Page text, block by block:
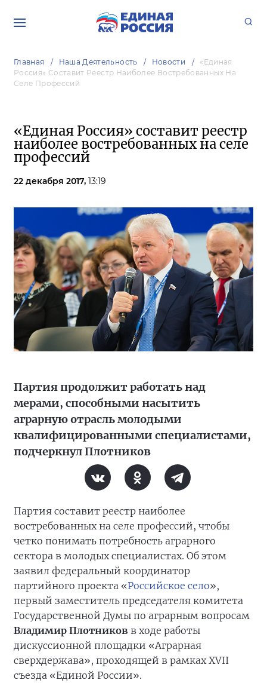
Главная Наша Деятельность Новости
«Единая
Россия» Составит Реестр Наиболее Востребованных На
Селе Профессий
«Единая Россия» составит реестр
наиболее востребованных на селе
профессий
22 декабря 2017, 13:19
Партия продолжит работать над
мерами, способными насытить
аграрную отрасль молодыми
квалифицированными специалистами,
подчеркнул Плотников
Партия составит реестр наиболее
востребованных на селе профессий, чтобы
четко понимать потребность аграрного
сектора в молодых специалистах. Об этом
заявил федеральный координатор
партийного проекта «Российское село»,
первый заместитель председателя комитета
Государственной Думы по аграрным вопросам
Владимир Плотников в ходе работы
дискуссионной площадки «Аграрная
сверхдержава», проходящей в рамках XVII
съезда «Единой России».